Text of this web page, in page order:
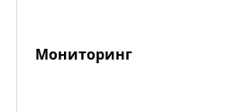
Мониторинг